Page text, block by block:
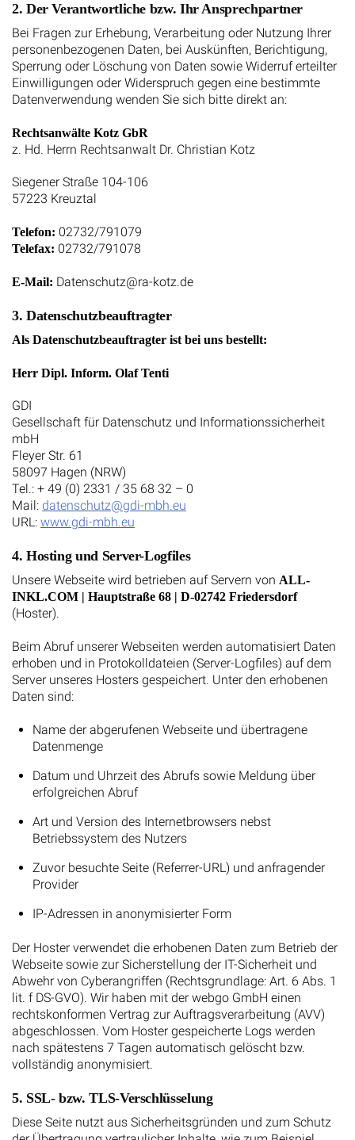
2. Der Verantwortliche bzw. Ihr Ansprechpartner
Bei Fragen zur Erhebung, Verarbeitung oder Nutzung Ihrer
personenbezogenen Daten, bei Auskünften, Berichtigung,
Sperrung oder Löschung von Daten sowie Widerruf erteilter
Einwilligungen oder Widerspruch gegen eine bestimmte
Datenverwendung wenden Sie sich bitte direkt an:
Rechtsanwälte Kotz GbR
z. Hd. Herrn Rechtsanwalt Dr. Christian Kotz
Siegener Straße 104-106
57223 Kreuztal
Telefon: 02732/791079
Telefax: 02732/791078
E-Mail: Datenschutz@ra-kotz.de
3. Datenschutzbeauftragter
Als Datenschutzbeauftragter ist bei uns bestellt:
Herr Dipl. Inform. Olaf Tenti
GDI
Gesellschaft für Datenschutz und Informationssicherheit
mbH
Fleyer Str. 61
58097 Hagen (NRW)
Tel.: + 49 (0) 2331 / 35 68 32 – 0
Mail: datenschutz@gdi-mbh.eu
URL: www.gdi-mbh.eu
4. Hosting und Server-Logfiles
Unsere Webseite wird betrieben auf Servern von ALL-
INKL.COM | Hauptstraße 68 | D-02742 Friedersdorf
(Hoster).
Beim Abruf unserer Webseiten werden automatisiert Daten
erhoben und in Protokolldateien (Server-Logfiles) auf dem
Server unseres Hosters gespeichert. Unter den erhobenen
Daten sind:
Name der abgerufenen Webseite und übertragene
Datenmenge
Datum und Uhrzeit des Abrufs sowie Meldung über
erfolgreichen Abruf
Art und Version des Internetbrowsers nebst
Betriebssystem des Nutzers
Zuvor besuchte Seite (Referrer-URL) und anfragender
Provider
IP-Adressen in anonymisierter Form
Der Hoster verwendet die erhobenen Daten zum Betrieb der
Webseite sowie zur Sicherstellung der IT-Sicherheit und
Abwehr von Cyberangriffen (Rechtsgrundlage: Art. 6 Abs. 1
lit. f DS-GVO). Wir haben mit der webgo GmbH einen
rechtskonformen Vertrag zur Auftragsverarbeitung (AVV)
abgeschlossen. Vom Hoster gespeicherte Logs werden
nach spätestens 7 Tagen automatisch gelöscht bzw.
vollständig anonymisiert.
5. SSL- bzw. TLS-Verschlüsselung
Diese Seite nutzt aus Sicherheitsgründen und zum Schutz